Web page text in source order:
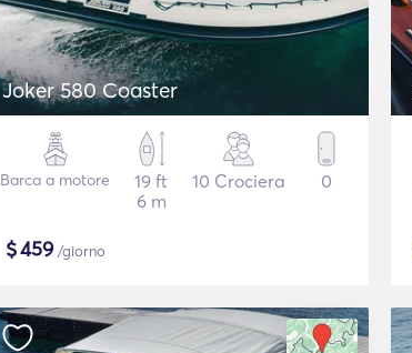
Joker 580 Coaster
Barca a motore
19 ft
6 m
10 Crociera 0
$459/giorno